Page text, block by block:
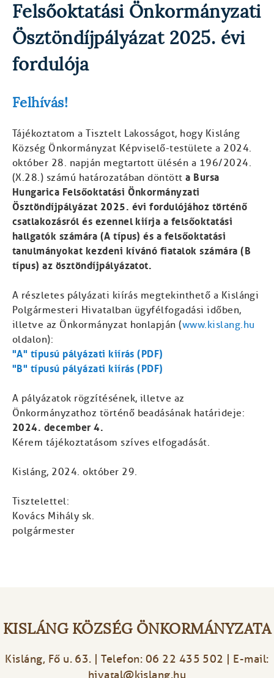
Felsőoktatási Önkormányzati
Ösztöndíjpályázat 2025. évi
fordulója
Felhívás!
Tájékoztatom a Tisztelt Lakosságot, hogy Kisláng
Község Önkormányzat Képviselő-testülete a 2024.
október 28. napján megtartott ülésén a 196/2024.
(X.28.) számú határozatában döntötta Bursa
Hungarica Felsőoktatási Önkormányzati
Ösztöndíjpályázat 2025. évi fordulójához történő
csatlakozásról és ezennel kiírja a felsőoktatási
hallgatók számára (A típus) és a felsőoktatási
tanulmányokat kezdeni kívánó fiatalok számára (B
típus) az ösztöndíjpályázatot.
A részletes pályázati kiírás megtekinthető a Kislángi
Polgármesteri Hivatalban ügyfélfogadási időben,
illetve az Önkormányzat honlapján (www.kislang.hu
oldalon):
"A" típusú pályázati kiírás (PDF)
"B" típusú pályázati kiírás (PDF)
A pályázatok rögzítésének, illetve az
Önkormányzathoz történő beadásának határideje:
2024. december 4.
Kérem tájékoztatásom szíves elfogadását.
Kisláng, 2024. október 29.
Tisztelettel:
Kovács Mihály sk.
polgármester
KISLÁNG KÖZSÉG ÖNKORMÁNYZATA
Kisláng, Fő u. 63. | Telefon: 06 22 435 502 | E-mail:
hivatal@kislang.hu